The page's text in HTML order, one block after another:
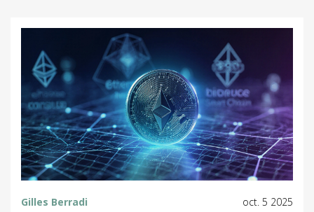
Gilles Berradi oct. 5 2025